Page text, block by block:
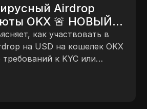
Airdrop
OKX 🚨 НОВЫЙ
AIRDROP
| Новая
криптовалютная
как участвовать в
на USD на кошелек OKX
к KYC или
OKX, выполнение
с веб-